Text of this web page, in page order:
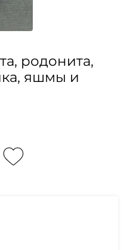
родонита,
яшмы и